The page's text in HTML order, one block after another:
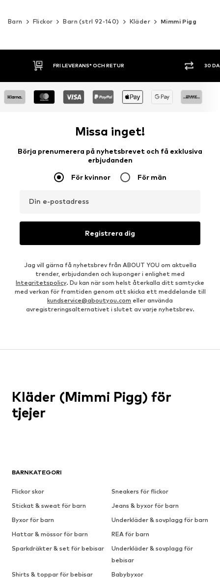
Barn Flickor Barn (strl 92-140) Kläder Mimmi Pigg
30 DAGARS ÖPPET KÖP SHOPPA NU.
Missa inget!
Börja prenumerera på nyhetsbrevet och få exklusiva
erbjudanden
För kvinnor För män
Din e-postadress
Registrera dig
Jag vill gärna få nyhetsbrev från ABOUT YOU om aktuella
trender, erbjudanden och kuponger i enlighet med
Integritetspolicy. Du kan när som helst återkalla ditt samtycke
med verkan för framtiden genom att skicka ett meddelande till
kundservice@aboutyou.com eller använda
avregistreringsalternativet i slutet av varje nyhetsbrev.
BARNKATEGORI
Flickor skor
Sneakers för flickor
Stickat & sweat för barn
Jeans & byxor för barn
Byxor för barn
Underkläder & sovplagg för barn
Hattar & mössor för barn
REA för barn
Sparkdräkter & set för bebisar
Underkläder & sovplagg för
bebisar
Shirts & toppar för bebisar
Babybyxor
Kläder (Mimmi Pigg) för
tjejer